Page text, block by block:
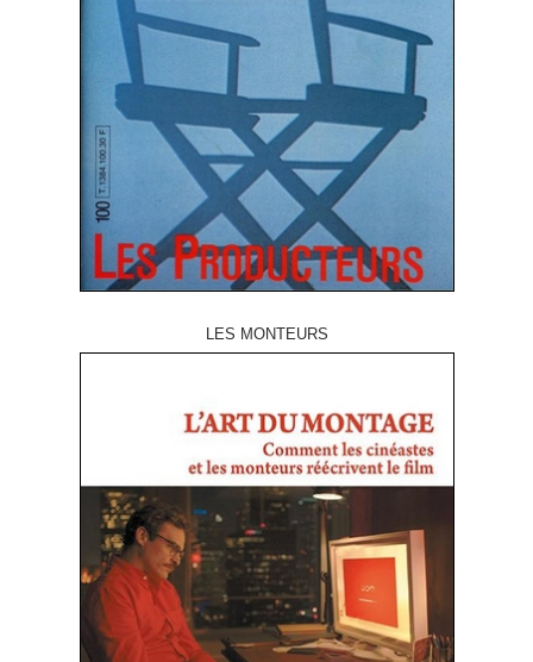
LES MONTEURS